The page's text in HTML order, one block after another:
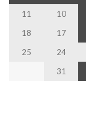
10
11
17
18
24
25
31